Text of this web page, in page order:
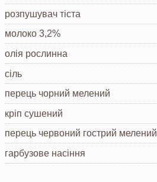
розпушувач тіста
молоко 3,2%
олія рослинна
сіль
перець чорний мелений
кріп сушений
перець червоний гострий мелений
гарбузове насіння